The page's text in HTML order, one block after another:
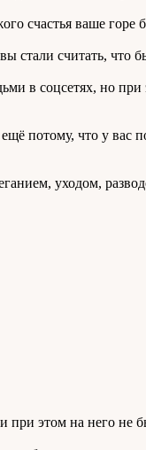
счастья ваше горе
стали считать,
в соцсетях, но при
потому, что у вас
уходом,
при этом на него не